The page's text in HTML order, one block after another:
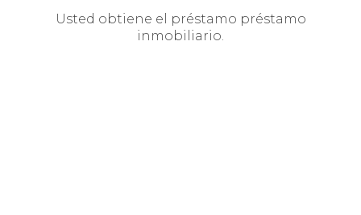
Usted obtiene el préstamo préstamo
inmobiliario.